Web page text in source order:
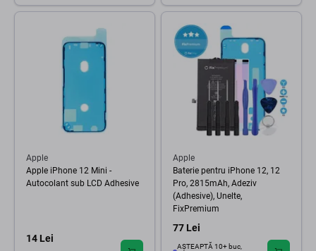
Apple
Apple iPhone 12 Mini -
Autocolant sub LCD Adhesive
14 Lei
Apple
Baterie pentru iPhone 12, 12
Pro, 2815mAh, Adeziv
(Adhesive), Unelte,
FixPremium
77 Lei
AȘTEAPTĂ 10+ buc,